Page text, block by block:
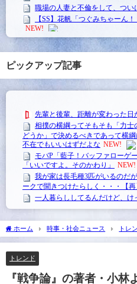
ピックアップ記事
ホーム 時事・社会ニュース トレ
氏が脳梗塞で入院 尊厳死を口にした理由
トレンド
『戦争論』の著者・小林